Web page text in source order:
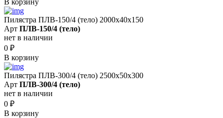
Пилястра ПЛВ-150/4 (тело) 2000х40х150
Арт ПЛВ-150/4 (тело)
нет в наличии
0 ₽
В корзину
Пилястра ПЛВ-300/4 (тело) 2500х50х300
Арт ПЛВ-300/4 (тело)
нет в наличии
0 ₽
В корзину